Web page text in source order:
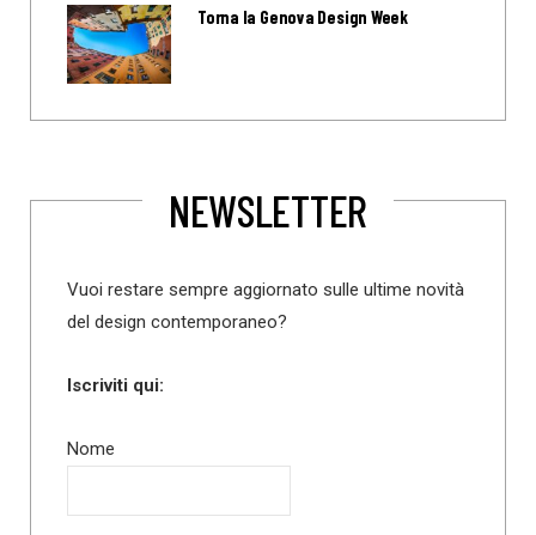
Torna la Genova Design Week
NEWSLETTER
Vuoi restare sempre aggiornato sulle ultime novità
del design contemporaneo?
Iscriviti qui:
Nome